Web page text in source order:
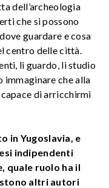
dell’archeologia
che si possono
guardare e cosa
centro delle città.
li guardo, li studio
immaginare che alla
di arricchirmi
in Yugoslavia, e
indipendenti
quale ruolo ha il
altri autori